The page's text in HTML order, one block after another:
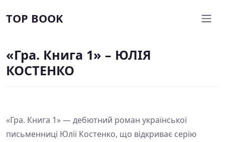
TOP BOOK
«Гра. Книга 1» – ЮЛІЯ
КОСТЕНКО
«Гра. Книга 1» — дебютний роман української
письменниці Юлії Костенко, що відкриває серію